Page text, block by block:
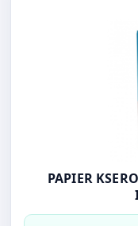
PAPIER